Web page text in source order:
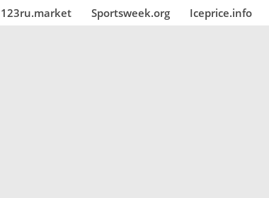
123ru.market Sportsweek.org Iceprice.info